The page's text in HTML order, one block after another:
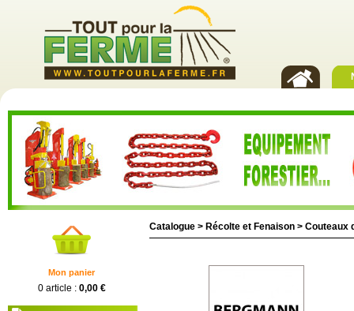
Mon panier
0 article : 0,00 €
Catalogue > Récolte et Fenaison > Couteaux